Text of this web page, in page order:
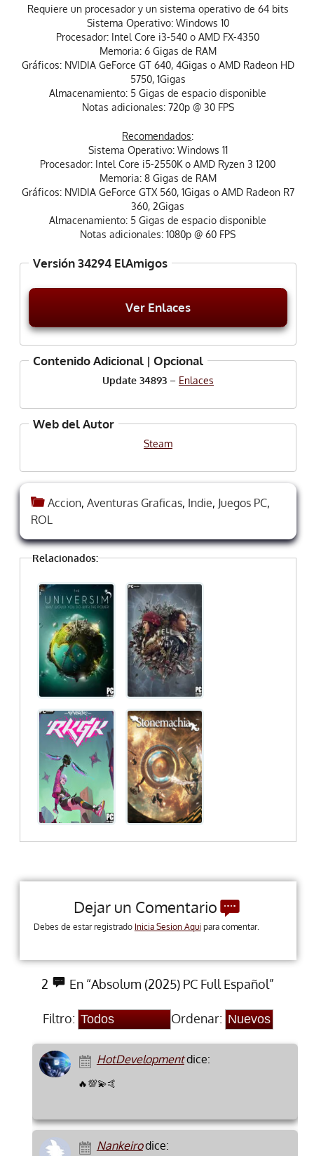
Requiere un procesador y un sistema operativo de 64 bits
Sistema Operativo: Windows 10
Procesador: Intel Core i3-540 o AMD FX-4350
Memoria: 6 Gigas de RAM
Gráficos: NVIDIA GeForce GT 640, 4Gigas o AMD Radeon HD
5750, 1Gigas
Almacenamiento: 5 Gigas de espacio disponible
Notas adicionales: 720p @ 30 FPS
Recomendados:
Sistema Operativo: Windows 11
Procesador: Intel Core i5-2550K o AMD Ryzen 3 1200
Memoria: 8 Gigas de RAM
Gráficos: NVIDIA GeForce GTX 560, 1Gigas o AMD Radeon R7
360, 2Gigas
Almacenamiento: 5 Gigas de espacio disponible
Notas adicionales: 1080p @ 60 FPS
Versión 34294 ElAmigos
Ver Enlaces
Contenido Adicional | Opcional
Update 34893– Enlaces
Web del Autor
Steam
Accion, Aventuras Graficas, Indie, Juegos PC,
ROL
Relacionados:
Dejar un Comentario
Debes de estar registrado Inicia Sesion Aqui para comentar.
2 En “Absolum (2025) PC Full Español”
Filtro: Ordenar:
HotDevelopmentdice:
🔥💯💫🤙
Nankeirodice: